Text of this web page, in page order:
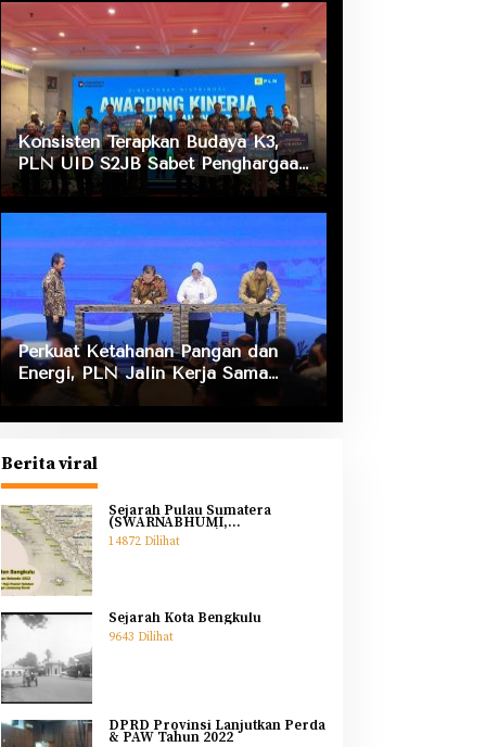
Konsisten Terapkan Budaya K3,
PLN UID S2JB Sabet Penghargaan
Zero Accident
Perkuat Ketahanan Pangan dan
Energi, PLN Jalin Kerja Sama
Strategis dengan Kementerian
Berita viral
Sejarah Pulau Sumatera
(SWARNABHUMI,
SWARNADWIPA)
14872 Dilihat
Sejarah Kota Bengkulu
9643 Dilihat
DPRD Provinsi Lanjutkan Perda
& PAW Tahun 2022